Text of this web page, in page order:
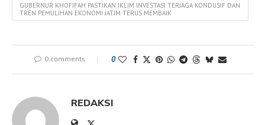
GUBERNUR KHOFIFAH PASTIKAN IKLIM INVESTASI TERJAGA KONDUSIF DAN
TREN PEMULIHAN EKONOMI JATIM TERUS MEMBAIK
0 comments 0
REDAKSI